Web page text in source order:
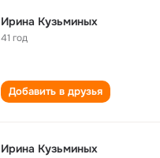
Ирина Кузьминых
41 год
Добавить в друзья
Ирина Кузьминых